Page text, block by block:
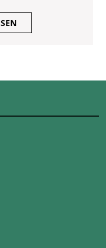
VOLLSTÄNDIG
LESEN